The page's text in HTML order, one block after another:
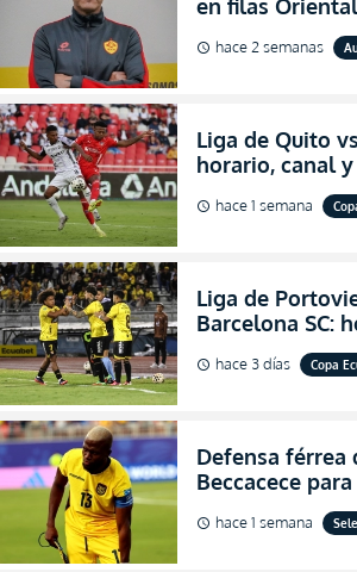
en filas
abandonar la
de Aucas
schedule hace 2 semanas
Liga de Quito
horario, canal
VIVO los
Copa Ecuador
schedule hace 1 semana
Liga de
Barcelona SC:
dónde ver EN
de final de la
schedule hace 3 días Copa
Defensa férrea
Beccacece
al indicar que
indicado para
schedule hace 1 semana